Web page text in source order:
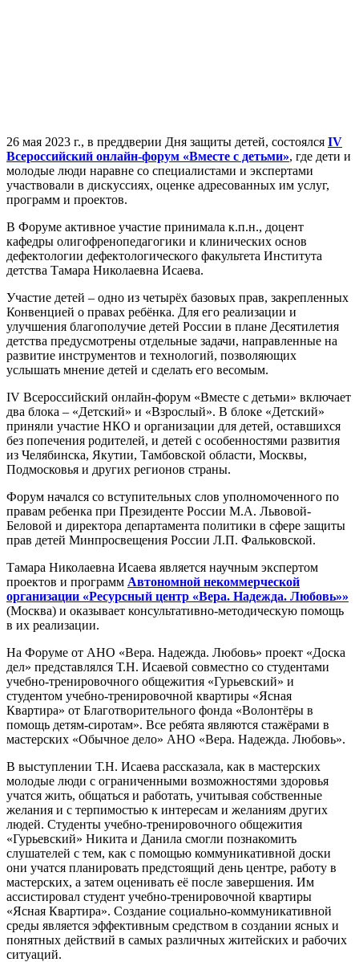
26 мая 2023 г., в преддверии Дня защиты детей, состоялся IV
Всероссийский онлайн-форум «Вместе с детьми», где дети и
молодые люди наравне со специалистами и экспертами
участвовали в дискуссиях, оценке адресованных им услуг,
программ и проектов.
В Форуме активное участие принимала к.п.н., доцент
кафедры олигофренопедагогики и клинических основ
дефектологии дефектологического факультета Института
детства Тамара Николаевна Исаева.
Участие детей – одно из четырёх базовых прав, закрепленных
Конвенцией о правах ребёнка. Для его реализации и
улучшения благополучие детей России в плане Десятилетия
детства предусмотрены отдельные задачи, направленные на
развитие инструментов и технологий, позволяющих
услышать мнение детей и сделать его весомым.
IV Всероссийский онлайн-форум «Вместе с детьми» включает
два блока – «Детский» и «Взрослый». В блоке «Детский»
приняли участие НКО и организации для детей, оставшихся
без попечения родителей, и детей с особенностями развития
из Челябинска, Якутии, Тамбовской области, Москвы,
Подмосковья и других регионов страны.
Форум начался со вступительных слов уполномоченного по
правам ребенка при Президенте России М.А. Львовой-
Беловой и директора департамента политики в сфере защиты
прав детей Минпросвещения России Л.П. Фальковской.
Тамара Николаевна Исаева является научным экспертом
проектов и программ Автономной некоммерческой
организации «Ресурсный центр «Вера. Надежда. Любовь»»
(Москва) и оказывает консультативно-методическую помощь
в их реализации.
На Форуме от АНО «Вера. Надежда. Любовь» проект «Доска
дел» представлялся Т.Н. Исаевой совместно со студентами
учебно-тренировочного общежития «Гурьевский» и
студентом учебно-тренировочной квартиры «Ясная
Квартира» от Благотворительного фонда «Волонтёры в
помощь детям-сиротам». Все ребята являются стажёрами в
мастерских «Обычное дело» АНО «Вера. Надежда. Любовь».
В выступлении Т.Н. Исаева рассказала, как в мастерских
молодые люди с ограниченными возможностями здоровья
учатся жить, общаться и работать, учитывая собственные
желания и с терпимостью к интересам и желаниям других
людей. Студенты учебно-тренировочного общежития
«Гурьевский» Никита и Данила смогли познакомить
слушателей с тем, как с помощью коммуникативной доски
они учатся планировать предстоящий день центре, работу в
мастерских, а затем оценивать её после завершения. Им
ассистировал студент учебно-тренировочной квартиры
«Ясная Квартира». Создание социально-коммуникативной
среды является эффективным средством в создании ясных и
понятных действий в самых различных житейских и рабочих
ситуаций.